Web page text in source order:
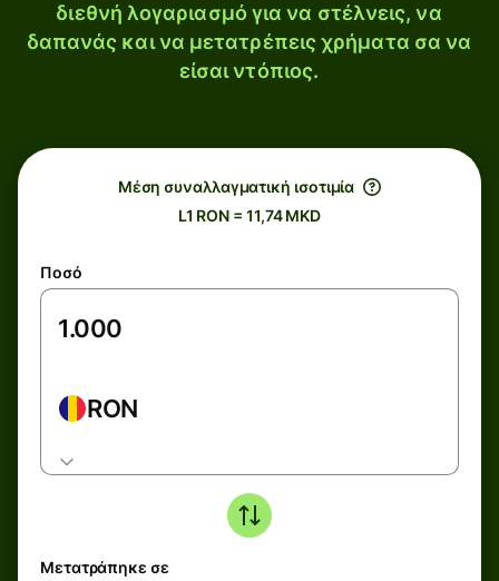
διεθνή λογαριασμό για να στέλνεις, να
δαπανάς και να μετατρέπεις χρήματα σα να
είσαι ντόπιος.
Μέση συναλλαγματική ισοτιμία
L1 RON = 11,74 MKD
Ποσό
RON
Μετατράπηκε σε